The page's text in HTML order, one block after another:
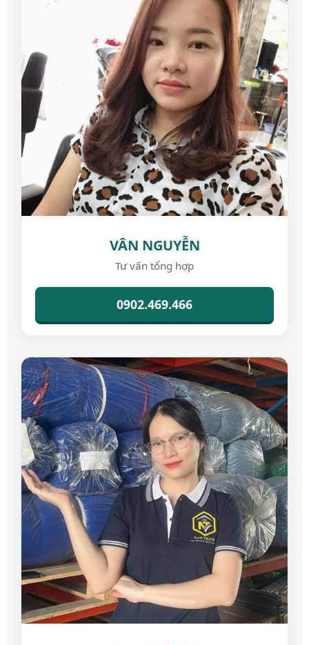
VÂN NGUYỄN
Tư vấn tổng hợp
0902.469.466